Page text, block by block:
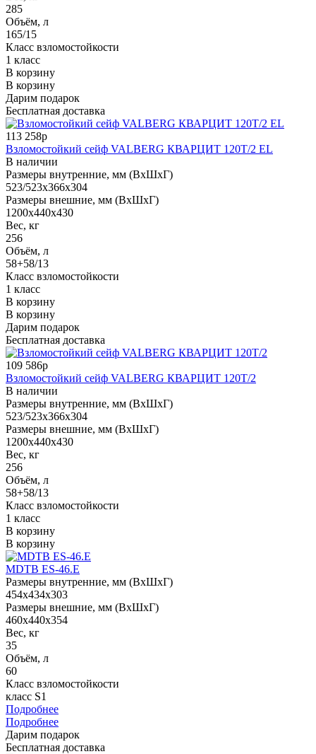
285
Объём, л
165/15
Класс взломостойкости
1 класс
В корзину
В корзину
Дарим подарок
Бесплатная доставка
113 258р
Взломостойкий сейф VALBERG КВАРЦИТ 120Т/2 EL
В наличии
Размеры внутренние, мм (ВхШхГ)
523/523x366x304
Размеры внешние, мм (ВхШхГ)
1200x440x430
Вес, кг
256
Объём, л
58+58/13
Класс взломостойкости
1 класс
В корзину
В корзину
Дарим подарок
Бесплатная доставка
109 586р
Взломостойкий сейф VALBERG КВАРЦИТ 120Т/2
В наличии
Размеры внутренние, мм (ВхШхГ)
523/523x366x304
Размеры внешние, мм (ВхШхГ)
1200x440x430
Вес, кг
256
Объём, л
58+58/13
Класс взломостойкости
1 класс
В корзину
В корзину
МDТВ ES-46.E
Размеры внутренние, мм (ВхШхГ)
454x434x303
Размеры внешние, мм (ВхШхГ)
460x440x354
Вес, кг
35
Объём, л
60
Класс взломостойкости
класс S1
Подробнее
Подробнее
Дарим подарок
Бесплатная доставка